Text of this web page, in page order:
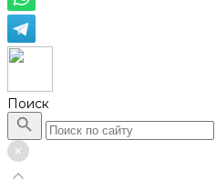
Поиск